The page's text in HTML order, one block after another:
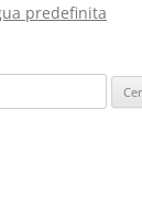
predefinita